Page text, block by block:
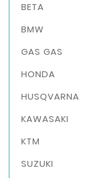
BETA
BMW
GAS GAS
HONDA
HUSQVARNA
KAWASAKI
KTM
SUZUKI